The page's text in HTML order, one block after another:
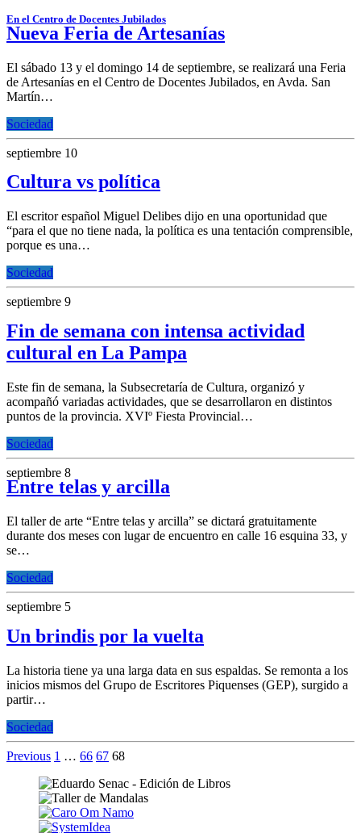
En el Centro de Docentes Jubilados
Nueva Feria de Artesanías
El sábado 13 y el domingo 14 de septiembre, se realizará una Feria
de Artesanías en el Centro de Docentes Jubilados, en Avda. San
Martín…
Sociedad
septiembre 10
Cultura vs política
El escritor español Miguel Delibes dijo en una oportunidad que
“para el que no tiene nada, la política es una tentación comprensible,
porque es una…
Sociedad
septiembre 9
Fin de semana con intensa actividad
cultural en La Pampa
Este fin de semana, la Subsecretaría de Cultura, organizó y
acompañó variadas actividades, que se desarrollaron en distintos
puntos de la provincia. XVIº Fiesta Provincial…
Sociedad
septiembre 8
Entre telas y arcilla
El taller de arte “Entre telas y arcilla” se dictará gratuitamente
durante dos meses con lugar de encuentro en calle 16 esquina 33, y
se…
Sociedad
septiembre 5
Un brindis por la vuelta
La historia tiene ya una larga data en sus espaldas. Se remonta a los
inicios mismos del Grupo de Escritores Piquenses (GEP), surgido a
partir…
Sociedad
Previous 1 … 66 67 68